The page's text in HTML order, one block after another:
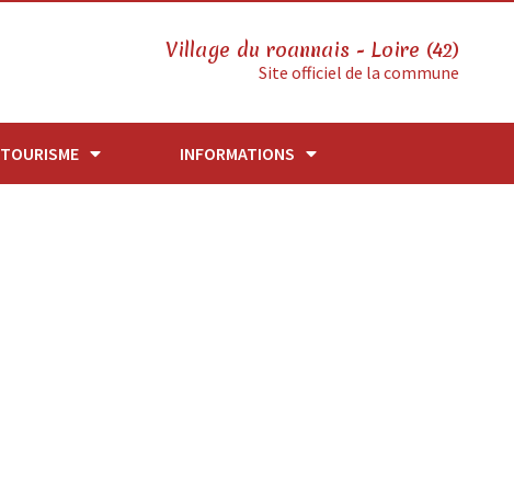
Village du roannais - Loire (42)
Site officiel de la commune
TOURISME INFORMATIONS